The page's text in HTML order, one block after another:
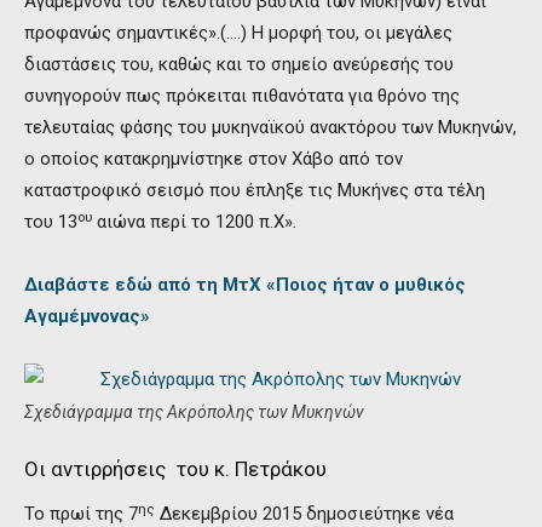
προφανώς σημαντικές».(….) Η μορφή του, οι μεγάλες
διαστάσεις του, καθώς και το σημείο ανεύρεσής του
συνηγορούν πως πρόκειται πιθανότατα για θρόνο της
τελευταίας φάσης του μυκηναϊκού ανακτόρου των Μυκηνών,
ο οποίος κατακρημνίστηκε στον Χάβο από τον
καταστροφικό σεισμό που έπληξε τις Μυκήνες στα τέλη
του 13ου αιώνα περί το 1200 π.Χ».
Διαβάστε εδώ από τη ΜτΧ «Ποιος ήταν ο μυθικός
Αγαμέμνονας»
Σχεδιάγραμμα της Ακρόπολης των Μυκηνών
Οι αντιρρήσεις του κ. Πετράκου
Το πρωί της 7ης Δεκεμβρίου 2015 δημοσιεύτηκε νέα